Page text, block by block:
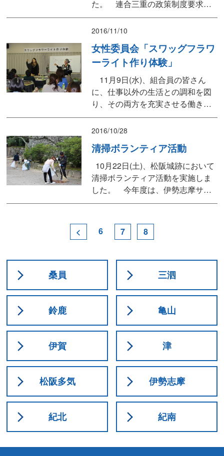
た。 連合三重の政策制度要求項
目に地域の課題を加える中で、松
阪地協として12項目を作成し、直
町の首長へ実現に向けた取り組み
を要請しました。 今年度は、各
地域における実情と補強すべき内
容などを新規に要求書として提出
し、キ...
2016/11/10
女性委員会「スワッグフラワ
ーライト作り体験」
11月9日(水)、組合員の皆さん
に、仕事以外の生活との調和を図
り、その両方を充実させる働き
方・生き方を提案する為(ワーク・
ライフ・バランス）、女性委員会
験」を開催させていただきまし
た。（「スワッグ」とはドイツ語
で壁飾りという意味） 講師には
松阪市内のフラワーショップ ボ
2016/10/28
清掃ボランティア活動
10月22日(土)、松阪城跡において
清掃ボランティア活動を実施しま
した。 今年度は、伊勢志摩サミ
ット以来観光客も増え、氏郷まつ
いにして観光客を迎えたいという
ことから松阪城跡の清掃活動とな
松阪地区労福協の事業として毎年
開催の清掃ボランティア活動です
< 6 7 8
桑員 三泗
鈴鹿 亀山
伊賀 津
松阪多気 伊勢志摩
紀北 紀南